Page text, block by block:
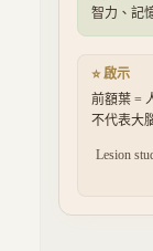
智力、記
⭐ 啟示
前額葉 =
不代表大
Lesion